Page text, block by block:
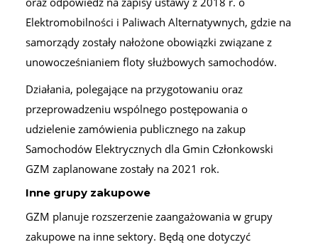
Elektromobilności i Paliwach Alternatywnych, gdzie na
samorządy zostały nałożone obowiązki związane z
unowocześnianiem floty służbowych samochodów.
Działania, polegające na przygotowaniu oraz
przeprowadzeniu wspólnego postępowania o
udzielenie zamówienia publicznego na zakup
Samochodów Elektrycznych dla Gmin Członkowski
GZM zaplanowane zostały na 2021 rok.
Inne grupy zakupowe
GZM planuje rozszerzenie zaangażowania w grupy
zakupowe na inne sektory. Będą one dotyczyć